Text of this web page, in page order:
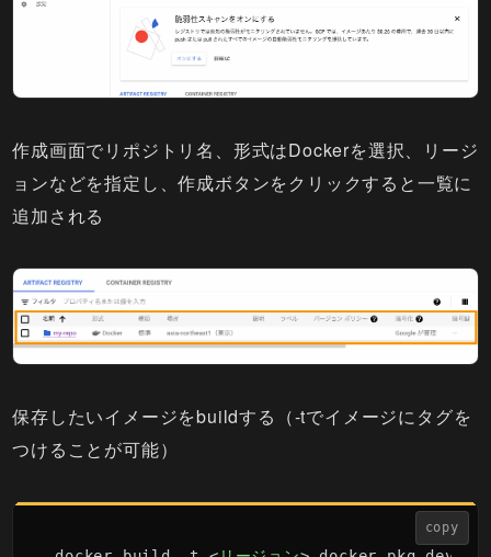
作成画面でリポジトリ名、形式はDockerを選択、リージ
ョンなどを指定し、作成ボタンをクリックすると一覧に
追加される
保存したいイメージをbuildする（-tでイメージにタグを
つけることが可能）
copy